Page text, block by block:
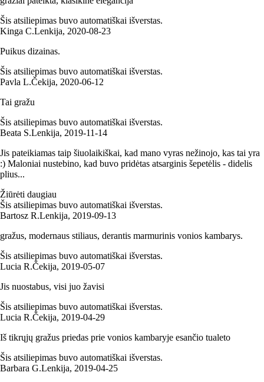
Šis atsiliepimas buvo automatiškai išverstas.
Kinga C.Lenkija, 2020‑08‑23
Puikus dizainas.
Šis atsiliepimas buvo automatiškai išverstas.
Pavla L.Čekija, 2020‑06‑12
Tai gražu
Šis atsiliepimas buvo automatiškai išverstas.
Beata S.Lenkija, 2019‑11‑14
Jis pateikiamas taip šiuolaikiškai, kad mano vyras nežinojo, kas tai yra
:) Maloniai nustebino, kad buvo pridėtas atsarginis šepetėlis - didelis
plius...
Žiūrėti daugiau
Šis atsiliepimas buvo automatiškai išverstas.
Bartosz R.Lenkija, 2019‑09‑13
gražus, modernaus stiliaus, derantis marmurinis vonios kambarys.
Šis atsiliepimas buvo automatiškai išverstas.
Lucia R.Čekija, 2019‑05‑07
Jis nuostabus, visi juo žavisi
Šis atsiliepimas buvo automatiškai išverstas.
Lucia R.Čekija, 2019‑04‑29
Iš tikrųjų gražus priedas prie vonios kambaryje esančio tualeto
Šis atsiliepimas buvo automatiškai išverstas.
Barbara G.Lenkija, 2019‑04‑25